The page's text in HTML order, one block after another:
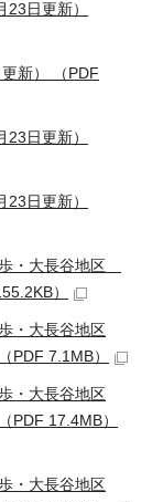
日更新）
新） （PDF
日更新）
日更新）
・大長谷地区
）
・大長谷地区
PDF 7.1MB）
・大長谷地区
PDF 17.4MB）
・大長谷地区